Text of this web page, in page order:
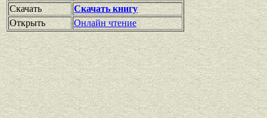
Скачать
Скачать книгу
Открыть
Онлайн чтение